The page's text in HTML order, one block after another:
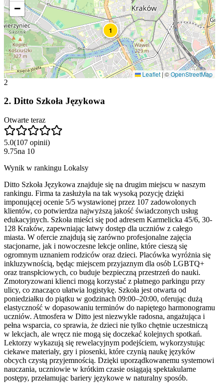
1
−
Leaflet |©OpenStreetMap
2
2. Ditto Szkoła Językowa
Otwarte teraz
5.0(107 opinii)
9.75na 10
Wynik w rankingu Lokalsy
Ditto Szkoła Językowa znajduje się na drugim miejscu w naszym
rankingu. Firma ta zasłużyła na tak wysoką pozycję dzięki
imponującej ocenie 5/5 wystawionej przez 107 zadowolonych
klientów, co potwierdza najwyższą jakość świadczonych usług
edukacyjnych. Szkoła mieści się pod adresem Karmelicka 45/6, 30-
128 Kraków, zapewniając łatwy dostęp dla uczniów z całego
miasta. W ofercie znajdują się zarówno profesjonalne zajęcia
stacjonarne, jak i nowoczesne lekcje online, które cieszą się
ogromnym uznaniem rodziców oraz dzieci. Placówka wyróżnia się
inkluzywnością, będąc miejscem przyjaznym dla osób LGBTQ+
oraz transpłciowych, co buduje bezpieczną przestrzeń do nauki.
Zmotoryzowani klienci mogą korzystać z płatnego parkingu przy
ulicy, co znacząco ułatwia logistykę. Szkoła jest otwarta od
poniedziałku do piątku w godzinach 09:00–20:00, oferując dużą
elastyczność w dopasowaniu terminów do napiętego harmonogramu
uczniów. Atmosfera w Ditto jest niezwykle radosna, angażująca i
pełna wsparcia, co sprawia, że dzieci nie tylko chętnie uczestniczą
w lekcjach, ale wręcz nie mogą się doczekać kolejnych spotkań.
Lektorzy wykazują się rewelacyjnym podejściem, wykorzystując
ciekawe materiały, gry i piosenki, które czynią naukę języków
obcych czystą przyjemnością. Dzięki uporządkowanemu systemowi
nauczania, uczniowie w krótkim czasie osiągają spektakularne
postępy, przełamując bariery językowe w naturalny sposób.